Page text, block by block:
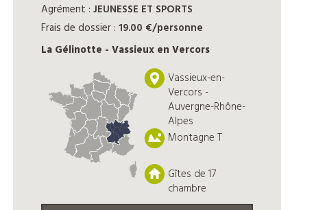
Agrément : JEUNESSE ET SPORTS
Frais de dossier : 19.00 €/personne
La Gélinotte - Vassieux en Vercors
Vassieux-en-
Vercors -
Auvergne-Rhône-
Alpes
Montagne T
Gîtes de 17
chambre